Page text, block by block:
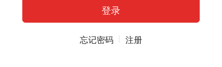
忘记密码 注册